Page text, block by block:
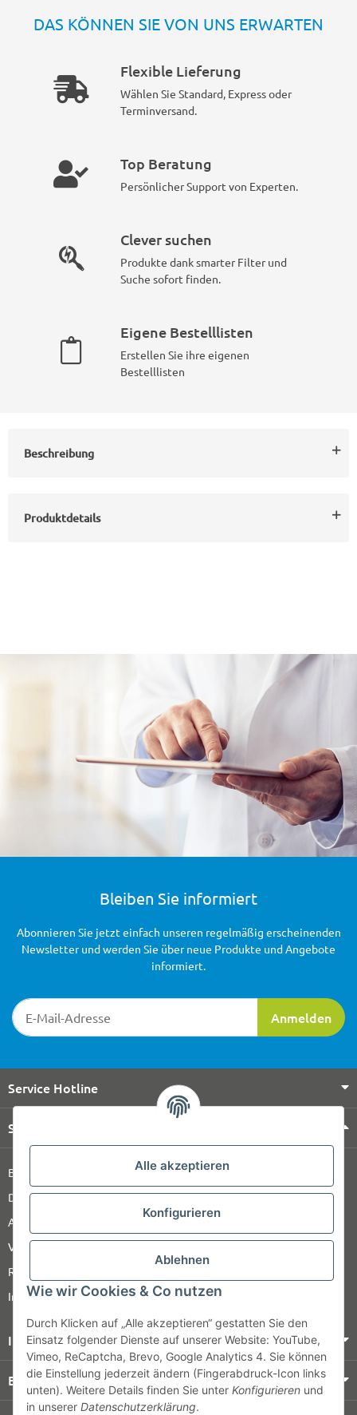
Alle akzeptieren
Konfigurieren
Ablehnen
Wie wir Cookies & Co nutzen
Durch Klicken auf „Alle akzeptieren“ gestatten Sie den
Einsatz folgender Dienste auf unserer Website: YouTube,
Vimeo, ReCaptcha, Brevo, Google Analytics 4. Sie können
die Einstellung jederzeit ändern (Fingerabdruck-Icon links
unten). Weitere Details finden Sie unter Konfigurieren und
in unserer Datenschutzerklärung.
DAS KÖNNEN SIE VON UNS ERWARTEN
Flexible Lieferung
Wählen Sie Standard, Express oder
Terminversand.
Top Beratung
Persönlicher Support von Experten.
Clever suchen
Produkte dank smarter Filter und
Suche sofort finden.
Eigene Bestelllisten
Erstellen Sie ihre eigenen
Bestelllisten
Beschreibung
Produktdetails
Bleiben Sie informiert
Newsletter-Registrierung
Anmelden
Abonnieren Sie jetzt einfach unseren regelmäßig erscheinenden
Newsletter und werden Sie über neue Produkte und Angebote
informiert.
Service Hotline
Shop Service
Barrierefreiheitserklärung
Datenschutz
AGB
Versandinformationen
Retour
Impressum
Informationen
Bezahlung & Versand